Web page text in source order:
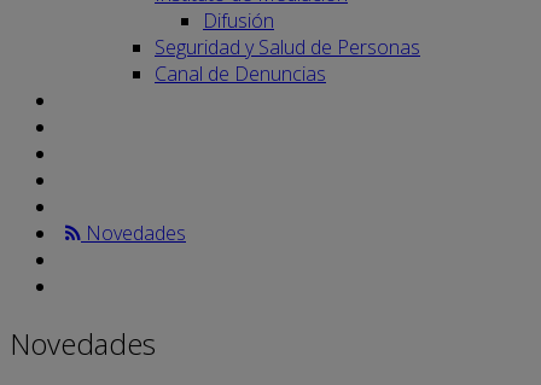
Difusión
Seguridad y Salud de Personas
Canal de Denuncias
Novedades
Novedades